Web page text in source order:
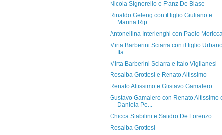
Nicola Signorello e Franz De Biase
Rinaldo Geleng con il figlio Giuliano e
Marina Rip...
Antonellina Interlenghi con Paolo Moricca
Mirta Barberini Sciarra con il figlio
Ita...
Mirta Barberini Sciarra e Italo Viglianesi
Rosalba Grottesi e Renato Altissimo
Renato Altissimo e Gustavo Gamalero
Gustavo Gamalero con Renato Altissimo
Daniela Pe...
Chicca Stabilini e Sandro De Lorenzo
Rosalba Grottesi